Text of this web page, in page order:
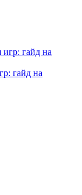
гайд на